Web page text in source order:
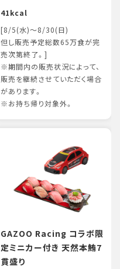
41kcal
[8/5(水)～8/30(日)
但し販売予定総数65万食が完
売次第終了。]
※期間内の販売状況によって、
販売を継続させていただく場合
があります。
※お持ち帰り対象外。
GAZOO Racing コラボ限
定ミニカー付き 天然本鮪7
貫盛り